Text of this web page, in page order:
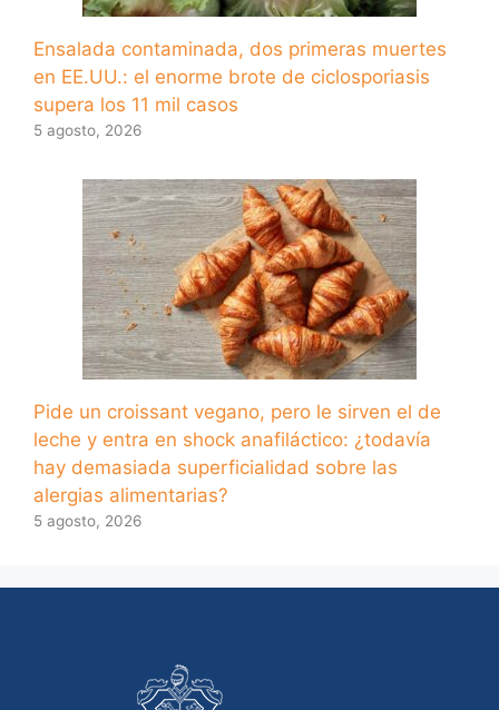
Ensalada contaminada, dos primeras muertes
en EE.UU.: el enorme brote de ciclosporiasis
supera los 11 mil casos
5 agosto, 2026
Pide un croissant vegano, pero le sirven el de
leche y entra en shock anafiláctico: ¿todavía
hay demasiada superficialidad sobre las
alergias alimentarias?
5 agosto, 2026